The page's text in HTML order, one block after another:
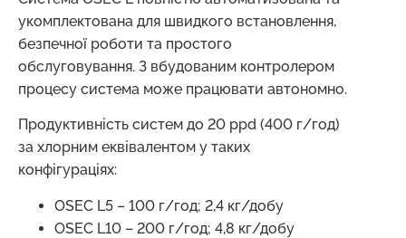
укомплектована для швидкого встановлення,
безпечної роботи та простого
обслуговування. З вбудованим контролером
процесу система може працювати автономно.
Продуктивність систем до 20 ppd (400 г/год)
за хлорним еквівалентом у таких
конфігураціях:
OSEC L5 – 100 г/год; 2,4 кг/добу
OSEC L10 – 200 г/год; 4,8 кг/добу